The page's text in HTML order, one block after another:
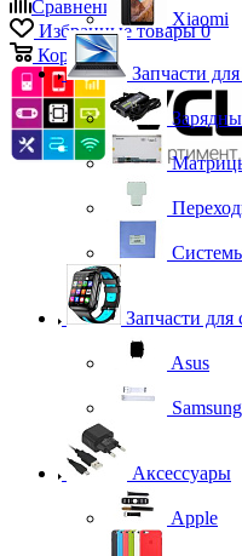
Сравнение
0
Избранные товары 0
Корзина 0
Xiaomi
Запчасти
Запчасти для
Asus
Samsung
Аксессуары
Apple